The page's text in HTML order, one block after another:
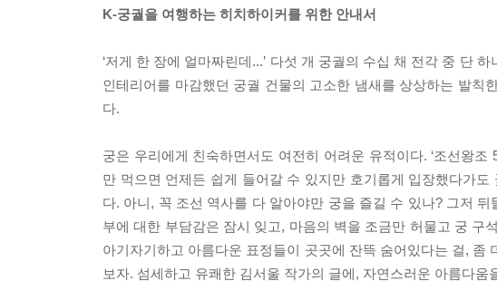
K-궁궐을 여행하는 히치하이커를 위한 안내서
‘저게 한 장에 얼마짜린데...’ 다섯 개 궁궐의 수십 채 전각 중 단
인테리어를 마감했던 궁궐 건물의 고소한 냄새를 상상하는 발
다.
궁은 우리에게 친숙하면서도 여전히 어려운 유적이다. ‘조선왕
만 먹으면 언제든 쉽게 들어갈 수 있지만 호기롭게 입장했다가
다. 아니, 꼭 조선 역사를 다 알아야만 궁을 즐길 수 있나? 그저
부에 대한 부담감은 잠시 잊고, 마음의 벽을 조금만 허물고 궁 구
아기자기하고 아름다운 표정들이 곳곳에 잔뜩 숨어있다는 걸,
보자. 섬세하고 유쾌한 김서울 작가의 글에, 자연스러운 아름다